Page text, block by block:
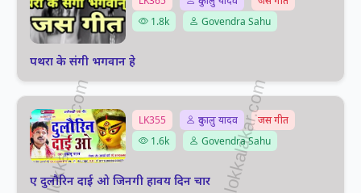
1.8k
Govendra Sahu
पथरा के संगी भगवान हे
LK355 दुकालु यादव
जस गीत
1.6k
Govendra Sahu
ए दुलौरिन दाई ओ जिनगी हावय दिन चार